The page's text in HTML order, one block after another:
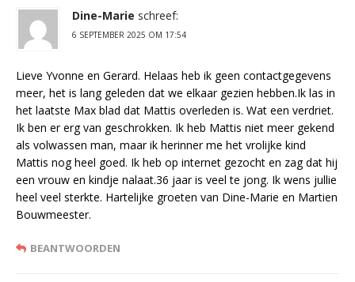
Dine-Marie schreef:
6 SEPTEMBER 2025 OM 17:54
Lieve Yvonne en Gerard. Helaas heb ik geen contactgegevens
meer, het is lang geleden dat we elkaar gezien hebben.Ik las in
het laatste Max blad dat Mattis overleden is. Wat een verdriet.
Ik ben er erg van geschrokken. Ik heb Mattis niet meer gekend
als volwassen man, maar ik herinner me het vrolijke kind
Mattis nog heel goed. Ik heb op internet gezocht en zag dat hij
een vrouw en kindje nalaat.36 jaar is veel te jong. Ik wens jullie
heel veel sterkte. Hartelijke groeten van Dine-Marie en Martien
Bouwmeester.
BEANTWOORDEN